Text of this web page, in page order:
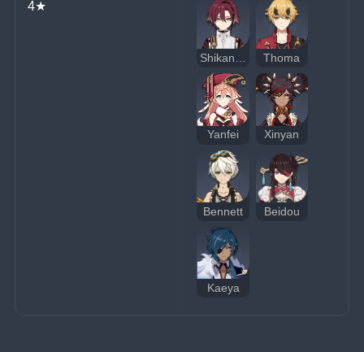
4★
Thoma
Yanfei Xinyan
Bennett Beidou
Kaeya